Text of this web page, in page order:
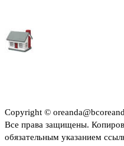
Copyright ©
Все права защищены.
обязательным указанием